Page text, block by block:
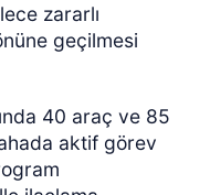
zararlı
geçilmesi
40 araç ve 85
aktif görev